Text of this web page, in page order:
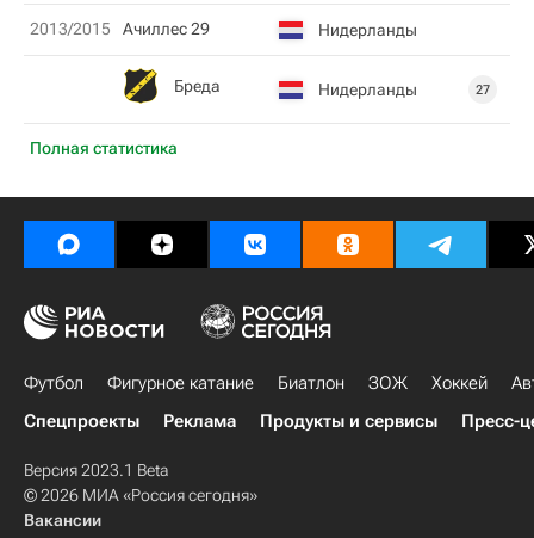
Полная статистика
2013/2015 Ачиллес 29 Нидерланды
Бреда Нидерланды 27
Футбол Фигурное катание Биатлон ЗОЖ Хоккей
Спецпроекты
Реклама Продукты и сервисы Пресс-
Версия 2023.1 Beta
© 2026 МИА «Россия сегодня»
Вакансии